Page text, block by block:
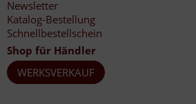
Newsletter
Katalog-Bestellung
Schnellbestellschein
Shop für Händler
WERKSVERKAUF